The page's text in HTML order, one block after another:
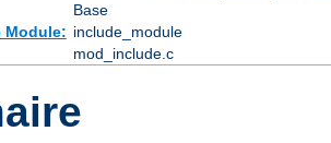
Base
Module: include_module
mod_include.c